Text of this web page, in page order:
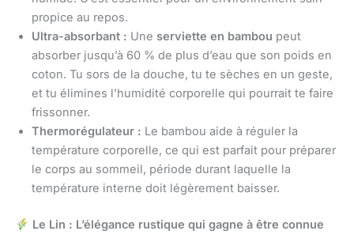
propice au repos.
Ultra-absorbant : Une serviette en bambou peut
absorber jusqu’à 60 % de plus d’eau que son poids en
coton. Tu sors de la douche, tu te sèches en un geste,
et tu élimines l’humidité corporelle qui pourrait te faire
frissonner.
Thermorégulateur : Le bambou aide à réguler la
température corporelle, ce qui est parfait pour préparer
le corps au sommeil, période durant laquelle la
température interne doit légèrement baisser.
Le Lin : L’élégance rustique qui gagne à être connue